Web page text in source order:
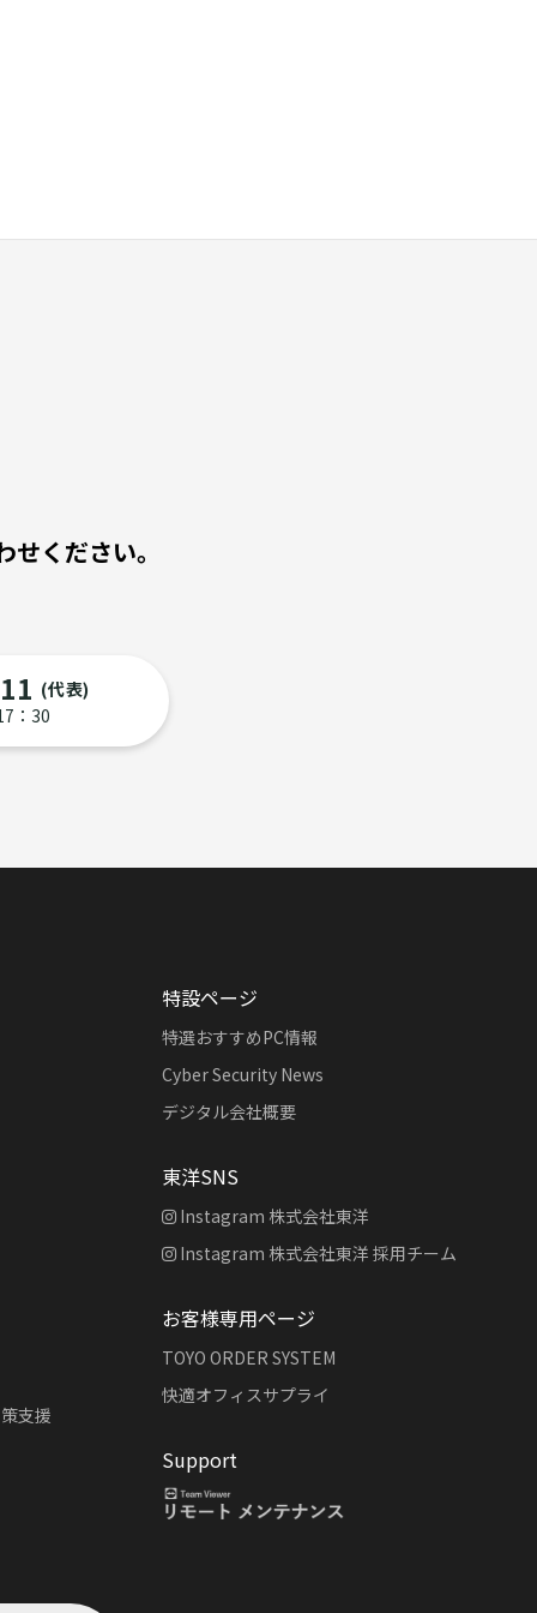
ください。
(代表)
：30
支援
特設ページ
特選おすすめPC情報
Cyber Security News
デジタル会社概要
東洋SNS
Instagram 株式会社東洋
Instagram 株式会社東洋 採用チーム
お客様専用ページ
TOYO ORDER SYSTEM
快適オフィスサプライ
Support